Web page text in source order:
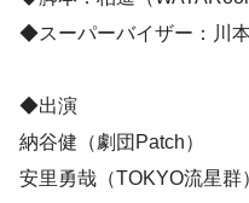
◆スーパーバイザー：川本
◆出演
納谷健（劇団Patch）
安里勇哉（TOKYO流星群